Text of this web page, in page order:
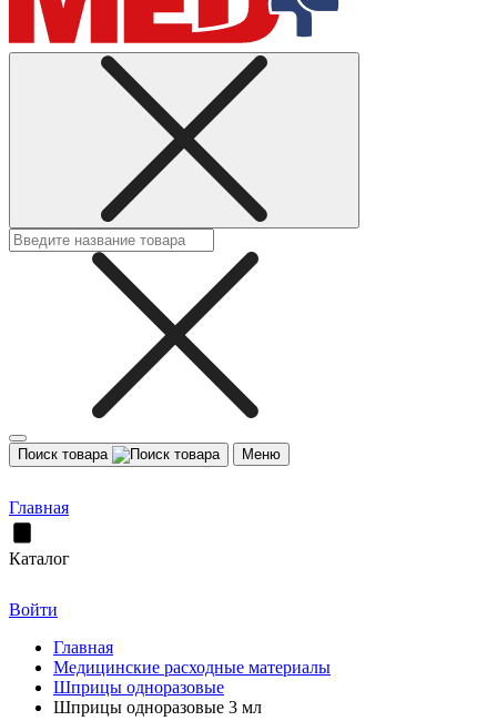
Поиск товара Меню
Главная
Каталог
Войти
Главная
Медицинские расходные материалы
Шприцы одноразовые
Шприцы одноразовые 3 мл